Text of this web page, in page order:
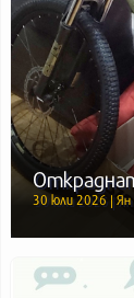
30 юли 2026 | Ян